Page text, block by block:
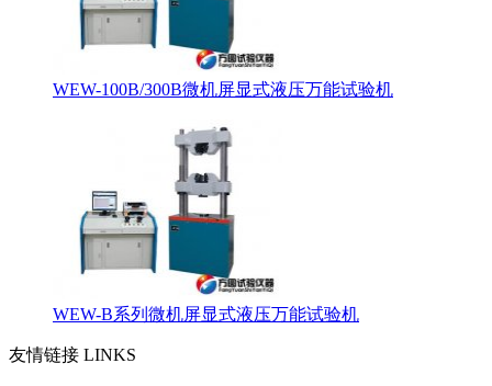
WEW-100B/300B微机屏显式液压万能试验机
WEW-B系列微机屏显式液压万能试验机
友情链接 LINKS